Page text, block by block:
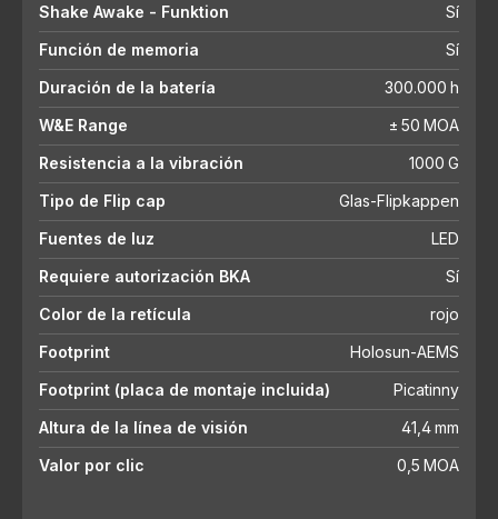
Shake Awake - Funktion
Sí
Función de memoria
Sí
Duración de la batería
300.000 h
W&E Range
± 50 MOA
Resistencia a la vibración
1000 G
Tipo de Flip cap
Glas-Flipkappen
Fuentes de luz
LED
Requiere autorización BKA
Sí
Color de la retícula
rojo
Footprint
Holosun-AEMS
Footprint (placa de montaje incluida)
Picatinny
Altura de la línea de visión
41,4 mm
Valor por clic
0,5 MOA